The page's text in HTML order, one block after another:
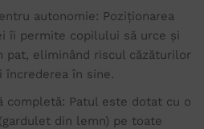
autonomie: Poziționarea
îi permite copilului să urce și
pat, eliminând riscul căzăturilor
încrederea în sine.
completă: Patul este dotat cu o
din lemn) pe toate